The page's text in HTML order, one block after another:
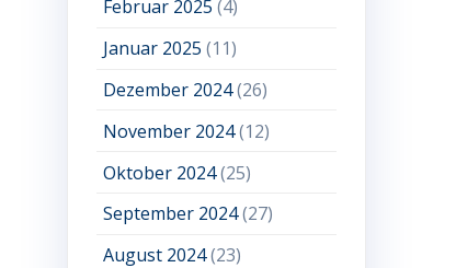
Februar 2025 (4)
Januar 2025 (11)
Dezember 2024(26)
November 2024(12)
Oktober 2024(25)
September 2024(27)
August 2024(23)